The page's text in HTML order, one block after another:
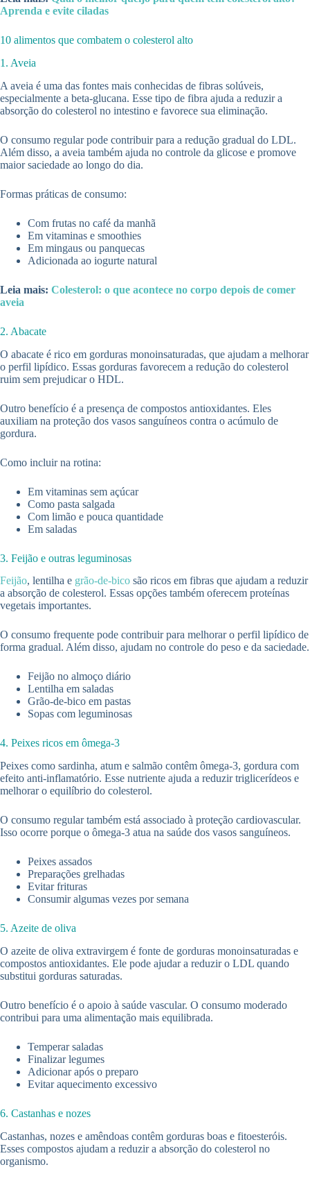
Aprenda e evite ciladas
10 alimentos que combatem o colesterol alto
1. Aveia
A aveia é uma das fontes mais conhecidas de fibras solúveis,
especialmente a beta-glucana. Esse tipo de fibra ajuda a reduzir a
absorção do colesterol no intestino e favorece sua eliminação.
O consumo regular pode contribuir para a redução gradual do LDL.
Além disso, a aveia também ajuda no controle da glicose e promove
maior saciedade ao longo do dia.
Formas práticas de consumo:
Com frutas no café da manhã
Em vitaminas e smoothies
Em mingaus ou panquecas
Adicionada ao iogurte natural
Leia mais: Colesterol: o que acontece no corpo depois de comer
aveia
2. Abacate
O abacate é rico em gorduras monoinsaturadas, que ajudam a melhorar
o perfil lipídico. Essas gorduras favorecem a redução do colesterol
ruim sem prejudicar o HDL.
Outro benefício é a presença de compostos antioxidantes. Eles
auxiliam na proteção dos vasos sanguíneos contra o acúmulo de
gordura.
Como incluir na rotina:
Em vitaminas sem açúcar
Como pasta salgada
Com limão e pouca quantidade
Em saladas
3. Feijão e outras leguminosas
Feijão, lentilha e grão-de-bico são ricos em fibras que ajudam a reduzir
a absorção de colesterol. Essas opções também oferecem proteínas
vegetais importantes.
O consumo frequente pode contribuir para melhorar o perfil lipídico de
forma gradual. Além disso, ajudam no controle do peso e da saciedade.
Feijão no almoço diário
Lentilha em saladas
Grão-de-bico em pastas
Sopas com leguminosas
4. Peixes ricos em ômega-3
Peixes como sardinha, atum e salmão contêm ômega-3, gordura com
efeito anti-inflamatório. Esse nutriente ajuda a reduzir triglicerídeos e
melhorar o equilíbrio do colesterol.
O consumo regular também está associado à proteção cardiovascular.
Isso ocorre porque o ômega-3 atua na saúde dos vasos sanguíneos.
Peixes assados
Preparações grelhadas
Evitar frituras
Consumir algumas vezes por semana
5. Azeite de oliva
O azeite de oliva extravirgem é fonte de gorduras monoinsaturadas e
compostos antioxidantes. Ele pode ajudar a reduzir o LDL quando
substitui gorduras saturadas.
Outro benefício é o apoio à saúde vascular. O consumo moderado
contribui para uma alimentação mais equilibrada.
Temperar saladas
Finalizar legumes
Adicionar após o preparo
Evitar aquecimento excessivo
6. Castanhas e nozes
Castanhas, nozes e amêndoas contêm gorduras boas e fitoesteróis.
Esses compostos ajudam a reduzir a absorção do colesterol no
organismo.